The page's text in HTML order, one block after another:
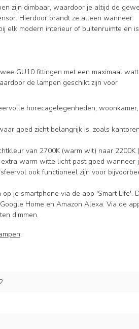
zijn dimbaar, waardoor je altijd de
Hierdoor brandt ze alleen wanneer
elk modern interieur of buitenruimte en is
GU10 fittingen met een maximaal
de lampen geschikt zijn voor
horecagelegenheden, woonkamer,
goed zicht belangrijk is, zoals
van 2700K (warm wit) naar 2200K
warm witte licht past goed wanneer
ook functioneel zijn voor
je smartphone via de app 'Smart Life'.
Home en Amazon Alexa. Via de
dimmen.
.